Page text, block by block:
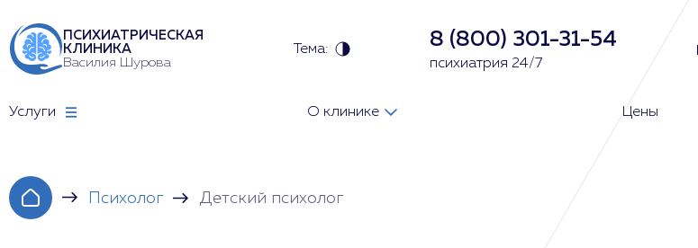
ПСИХИАТРИЧЕСКАЯ
КЛИНИКА
Василия Шурова
Тема: 8 (800) 301-31-54
психиатрия 24/7
Услуги О клинике Цены
Психолог Детский психолог